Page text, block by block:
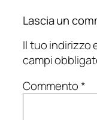
Lascia un
Il tuo indirizzo
campi
Commento*